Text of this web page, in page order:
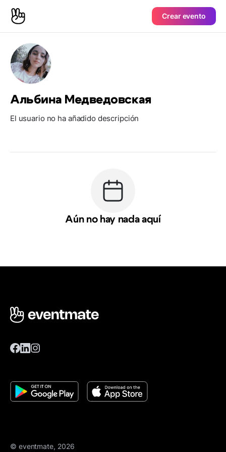
Crear evento
Альбина Медведовская
El usuario no ha añadido descripción
Aún no hay nada aquí
© eventmate, 2026